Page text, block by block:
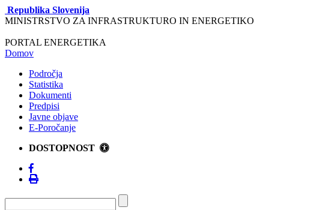
Republika Slovenija
MINISTRSTVO ZA INFRASTRUKTURO IN ENERGETIKO
PORTAL ENERGETIKA
Domov
Področja
Statistika
Dokumenti
Predpisi
Javne objave
E-Poročanje
DOSTOPNOST